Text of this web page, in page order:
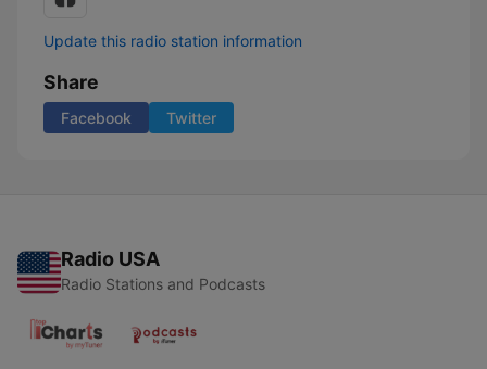
Update this radio station information
Share
Facebook Twitter
Radio USA
Radio Stations and Podcasts